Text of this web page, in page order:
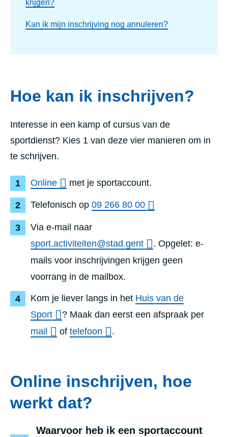
krijgen?
Kan ik mijn inschrijving nog annuleren?
Hoe kan ik inschrijven?
Interesse in een kamp of cursus van de
sportdienst? Kies 1 van deze vier manieren om in
te schrijven.
Online met je sportaccount.
Telefonisch op 09 266 80 00
Via e-mail naar
sport.activiteiten@stad.gent
. Opgelet: e-
mails voor inschrijvingen krijgen geen
voorrang in de mailbox.
Kom je liever langs in het Huis van de
Sport
? Maak dan eerst een afspraak per
mail
of telefoon .
Online inschrijven, hoe
werkt dat?
Waarvoor heb ik een sportaccount